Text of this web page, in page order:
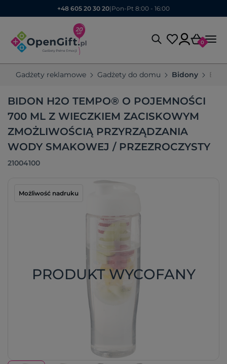
+48 605 20 30 20| Pon-Pt 8:00 - 16:00
0
Gadżety reklamowe Gadżety do domu Bidony
BIDON H2O TEMPO® O POJEMNOŚCI
700 ML Z WIECZKIEM ZACISKOWYM
ZMOŻLIWOŚCIĄ PRZYRZĄDZANIA
WODY SMAKOWEJ / PRZEZROCZYSTY
21004100
Możliwość nadruku
PRODUKT WYCOFANY